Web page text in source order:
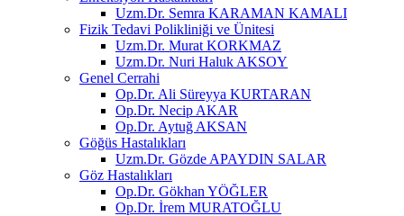
Uzm.Dr. Semra KARAMAN KAMALI
Fizik Tedavi Polikliniği ve Ünitesi
Uzm.Dr. Murat KORKMAZ
Uzm.Dr. Nuri Haluk AKSOY
Genel Cerrahi
Op.Dr. Ali Süreyya KURTARAN
Op.Dr. Necip AKAR
Op.Dr. Aytuğ AKSAN
Göğüs Hastalıkları
Uzm.Dr. Gözde APAYDIN SALAR
Göz Hastalıkları
Op.Dr. Gökhan YÖĞLER
Op.Dr. İrem MURATOĞLU